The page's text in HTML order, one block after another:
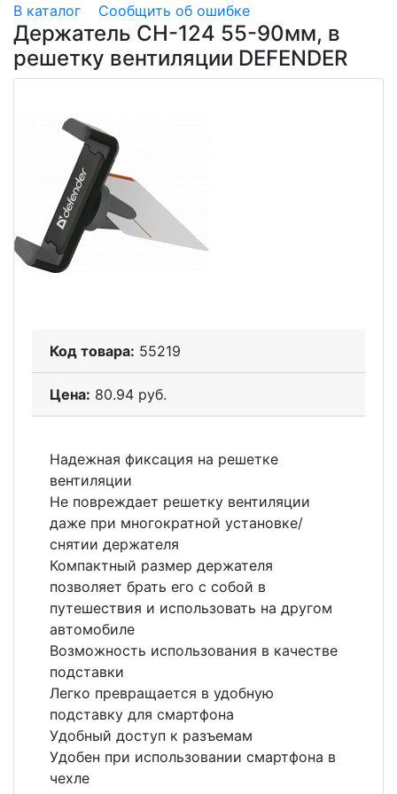
В каталог Сообщить об ошибке
Держатель CH-124 55-90мм, в
решетку вентиляции DEFENDER
Код товара: 55219
Цена: 80.94 руб.
Надежная фиксация на решетке
вентиляции
Не повреждает решетку вентиляции
даже при многократной установке/
снятии держателя
Компактный размер держателя
позволяет брать его с собой в
путешествия и использовать на другом
автомобиле
Возможность использования в качестве
подставки
Легко превращается в удобную
подставку для смартфона
Удобный доступ к разъемам
Удобен при использовании смартфона в
чехле